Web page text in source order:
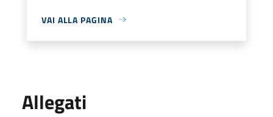
VAI ALLA PAGINA
Allegati